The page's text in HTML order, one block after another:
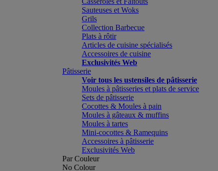
Sauteuses et Woks
Grils
Collection Barbecue
Plats à rôtir
Articles de cuisine spécialisés
Accessoires de cuisine
Exclusivités Web
Pâtisserie
Voir tous les ustensiles de pâtisserie
Moules à pâtisseries et plats de service
Sets de pâtisserie
Cocottes & Moules à pain
Moules à gâteaux & muffins
Moules à tartes
Mini-cocottes & Ramequins
Accessoires à pâtisserie
Exclusivités Web
Par Couleur
No Colour